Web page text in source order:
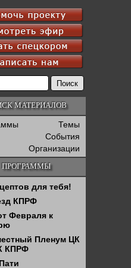
МАТЕРИАЛОВ
Темы
События
Организации
ПРОГРАММЫ
для тебя!
КПРФ
Февраля к
Пленум ЦК
КПРФ